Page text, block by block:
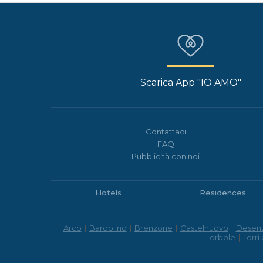
Scarica App "IO AMO"
Contattaci
FAQ
Pubblicità con noi
Hotels Residences
Arco | Bardolino | Brenzone | Castelnuovo |
Torbole | Torri